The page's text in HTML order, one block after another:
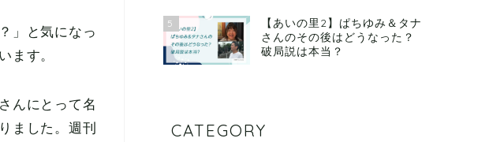
」と気になっ
ます。
んにとって名
ました。週刊
5
【あいの里2】ぱちゆみ＆タナ
さんのその後はどうなった？
破局説は本当？
CATEGORY